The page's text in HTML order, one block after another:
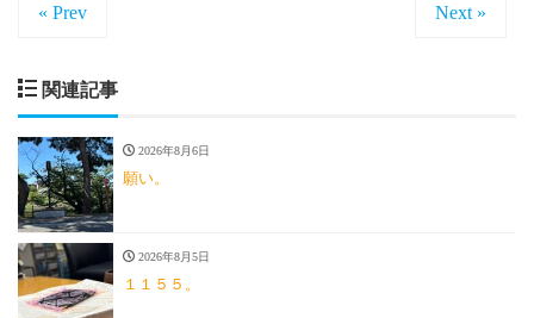
« Prev Next »
関連記事
2026年8月6日
願い。
2026年8月5日
１１５５。